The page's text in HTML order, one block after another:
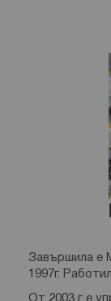
Завършила е
1997г.
От 2003 г е